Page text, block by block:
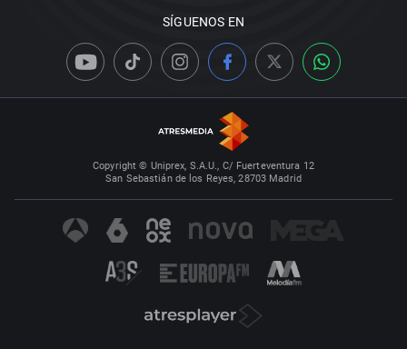
SÍGUENOS EN
Copyright © Uniprex, S.A.U., C/ Fuerteventura 12
San Sebastián de los Reyes, 28703 Madrid